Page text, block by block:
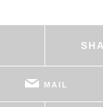
MAIL